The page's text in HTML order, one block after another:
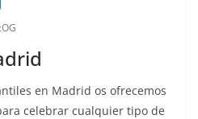
en Madrid os ofrecemos
celebrar cualquier tipo de